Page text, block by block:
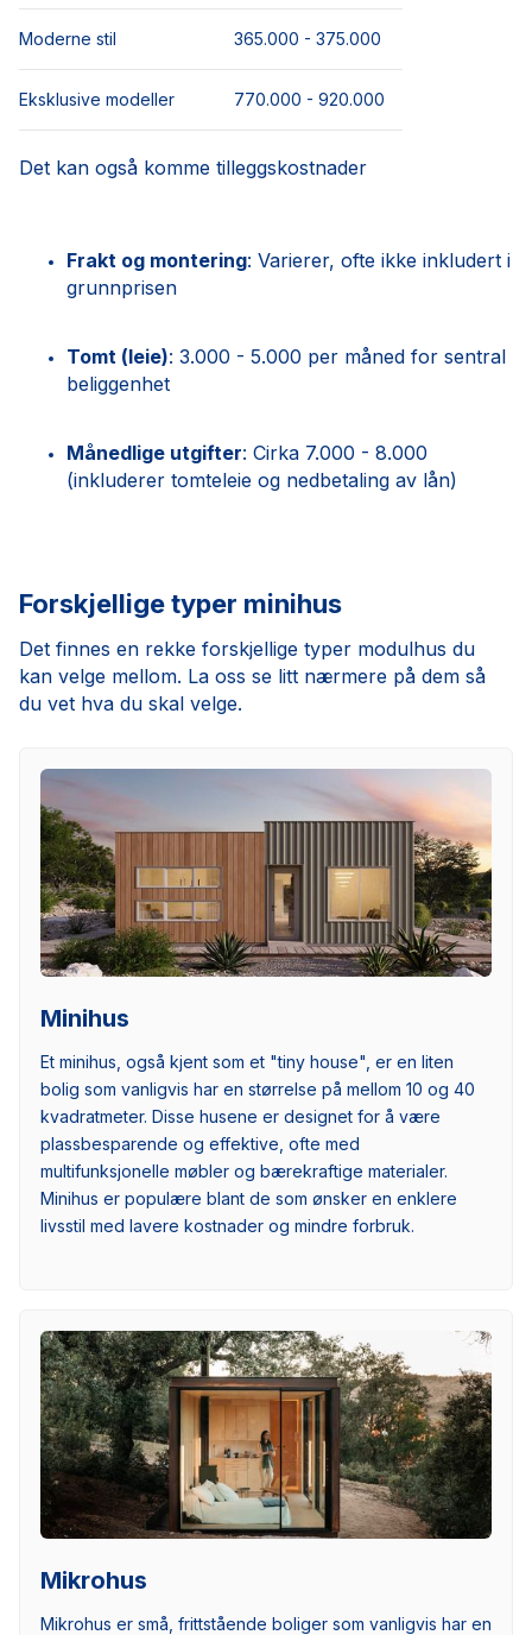
Moderne stil 365.000 - 375.000
Eksklusive modeller 770.000 - 920.000
Det kan også komme tilleggskostnader
Frakt og montering: Varierer, ofte ikke inkludert i
grunnprisen
Tomt (leie): 3.000 - 5.000 per måned for sentral
beliggenhet
Månedlige utgifter: Cirka 7.000 - 8.000
(inkluderer tomteleie og nedbetaling av lån)
Forskjellige typer minihus
Det finnes en rekke forskjellige typer modulhus du
kan velge mellom. La oss se litt nærmere på dem så
du vet hva du skal velge.
Minihus
Et minihus, også kjent som et "tiny house", er en liten
bolig som vanligvis har en størrelse på mellom 10 og 40
kvadratmeter. Disse husene er designet for å være
plassbesparende og effektive, ofte med
multifunksjonelle møbler og bærekraftige materialer.
Minihus er populære blant de som ønsker en enklere
livsstil med lavere kostnader og mindre forbruk.
Mikrohus
Mikrohus er små, frittstående boliger som vanligvis har en